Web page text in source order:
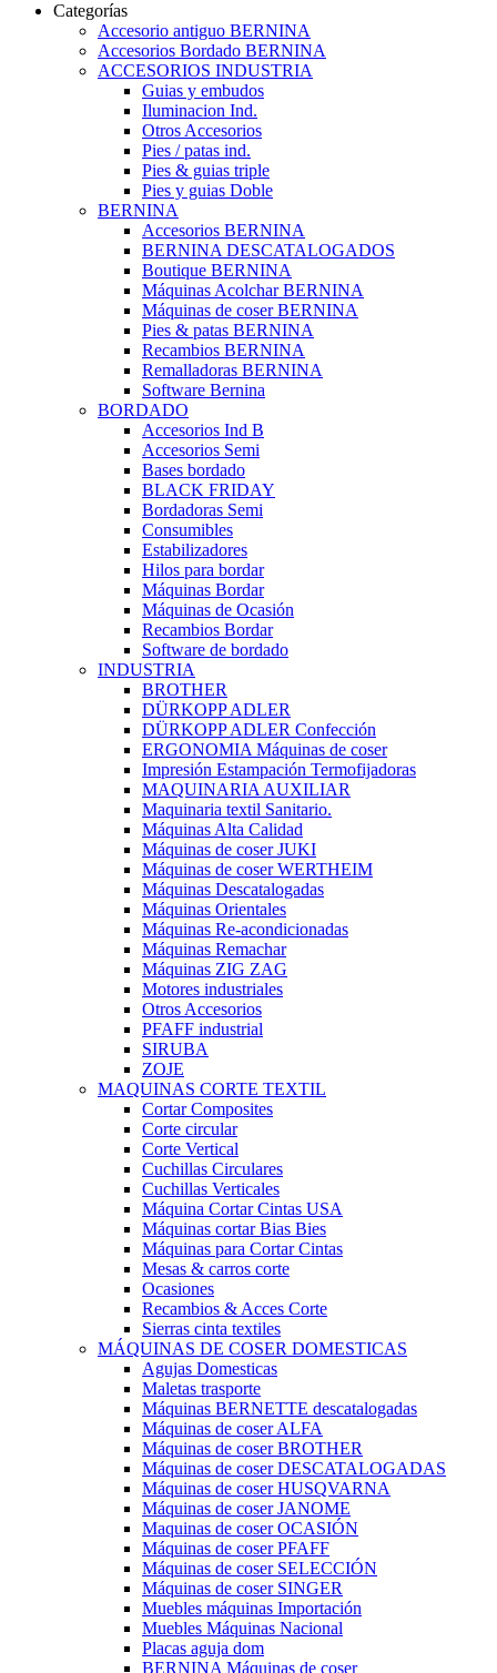
Categorías
Accesorio antiguo BERNINA
Accesorios Bordado BERNINA
ACCESORIOS INDUSTRIA
Guias y embudos
Iluminacion Ind.
Otros Accesorios
Pies / patas ind.
Pies & guias triple
Pies y guias Doble
BERNINA
Accesorios BERNINA
BERNINA DESCATALOGADOS
Boutique BERNINA
Máquinas Acolchar BERNINA
Máquinas de coser BERNINA
Pies & patas BERNINA
Recambios BERNINA
Remalladoras BERNINA
Software Bernina
BORDADO
Accesorios Ind B
Accesorios Semi
Bases bordado
BLACK FRIDAY
Bordadoras Semi
Consumibles
Estabilizadores
Hilos para bordar
Máquinas Bordar
Máquinas de Ocasión
Recambios Bordar
Software de bordado
INDUSTRIA
BROTHER
DÜRKOPP ADLER
DÜRKOPP ADLER Confección
ERGONOMIA Máquinas de coser
Impresión Estampación Termofijadoras
MAQUINARIA AUXILIAR
Maquinaria textil Sanitario.
Máquinas Alta Calidad
Máquinas de coser JUKI
Máquinas de coser WERTHEIM
Máquinas Descatalogadas
Máquinas Orientales
Máquinas Re-acondicionadas
Máquinas Remachar
Máquinas ZIG ZAG
Motores industriales
Otros Accesorios
PFAFF industrial
SIRUBA
ZOJE
MAQUINAS CORTE TEXTIL
Cortar Composites
Corte circular
Corte Vertical
Cuchillas Circulares
Cuchillas Verticales
Máquina Cortar Cintas USA
Máquinas cortar Bias Bies
Máquinas para Cortar Cintas
Mesas & carros corte
Ocasiones
Recambios & Acces Corte
Sierras cinta textiles
MÁQUINAS DE COSER DOMESTICAS
Agujas Domesticas
Maletas trasporte
Máquinas BERNETTE descatalogadas
Máquinas de coser ALFA
Máquinas de coser BROTHER
Máquinas de coser DESCATALOGADAS
Máquinas de coser HUSQVARNA
Máquinas de coser JANOME
Maquinas de coser OCASIÓN
Máquinas de coser PFAFF
Máquinas de coser SELECCIÓN
Máquinas de coser SINGER
Muebles máquinas Importación
Muebles Máquinas Nacional
Placas aguja dom
BERNINA Máquinas de coser